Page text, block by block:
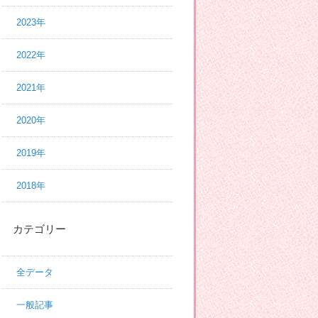
2023年
2022年
2021年
2020年
2019年
2018年
カテゴリー
全データ
一般記事